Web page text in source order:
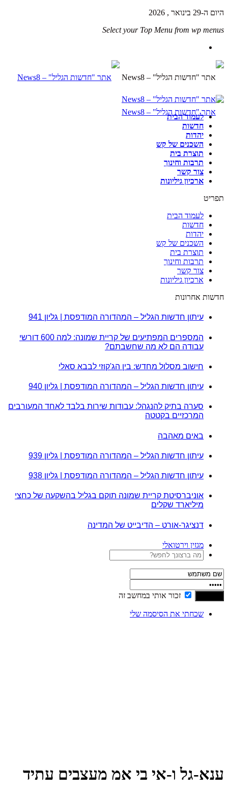
היום ה-29 בינואר , 2026
Select your Top Menu from wp menus
לעמוד הבית
חדשות
יהדות
השכנים של קש
תוצרת בית
תרבות וחינוך
צור קשר
ארכיון גיליונות
תפריט
לעמוד הבית
חדשות
יהדות
השכנים של קש
תוצרת בית
תרבות וחינוך
צור קשר
ארכיון גיליונות
חדשות אחרונות
עיתון חדשות הגליל – המהדורה המודפסת | גליון 941
המספרים המפתיעים של קריית שמונה: למה 600 דורשי
עבודה הם לא מה שחשבתם?
חישוב מסלול מחדש: בין הג'קוזי לבבא סאלי
עיתון חדשות הגליל – המהדורה המודפסת | גליון 940
סערה בתיק להנגהל: עבודות שירות בלבד לאחד המעורבים
המרכזיים בקטטה
באים מאהבה
עיתון חדשות הגליל – המהדורה המודפסת | גליון 939
עיתון חדשות הגליל – המהדורה המודפסת | גליון 938
אוניברסיטת קריית שמונה תוקם בגליל בהשקעה של כחצי
מיליארד שקלים
דנציגר-אורט – הדיבייט של המדינה
מגזין וירטואלי
זכור אותי במחשב זה
שכחתי את הסיסמה שלי
ענא-גל ו-אי בי אמ מעצבים עתיד